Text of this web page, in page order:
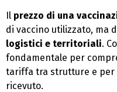
Il prezzo di una
di vaccino utilizzato, ma
logistici e territoriali.
fondamentale per
tariffa tra strutture e per
ricevuto.